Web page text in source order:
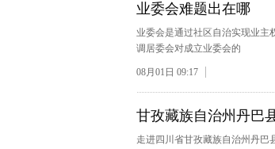
业委会难题出在哪
业委会是通过社区自治实现业主
调居委会对成立业委会的
08月01日 09:17
甘孜藏族自治州丹巴
走进四川省甘孜藏族自治州丹巴